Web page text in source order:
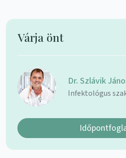
Várja önt
Dr. Szlávik
Infektológus